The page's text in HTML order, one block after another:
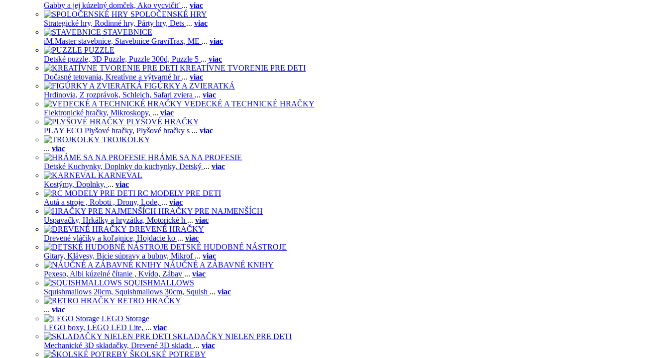
Gabby a jej kúzelný domček, Ako vycvičiť ... viac
SPOLOČENSKÉ HRY
Strategické hry, Rodinné hry, Párty hry, Dets ... viac
STAVEBNICE
iM.Master stavebnice, Stavebnice GraviTrax, ME ... viac
PUZZLE
Detské puzzle, 3D Puzzle, Puzzle 300d, Puzzle 5 ... viac
KREATÍVNE TVORENIE PRE DETI
Dočasné tetovania, Kreatívne a výtvarné hr ... viac
FIGÚRKY A ZVIERATKÁ
Hrdinovia, Z rozprávok, Schleich, Safari zviera ... viac
VEDECKÉ A TECHNICKÉ HRAČKY
Elektronické hračky, Mikroskopy, ... viac
PLYŠOVÉ HRAČKY
PLAY ECO Plyšové hračky, Plyšové hračky s ... viac
TROJKOLKY
... viac
HRÁME SA NA PROFESIE
Detské Kuchynky, Doplnky do kuchynky, Detský ... viac
KARNEVAL
Kostýmy, Doplnky, ... viac
RC MODELY PRE DETI
Autá a stroje , Roboti , Drony, Lode, ... viac
HRAČKY PRE NAJMENŠÍCH
Uspavačky, Hrkálky a hryzátka, Motorické h ... viac
DREVENÉ HRAČKY
Drevené vláčiky a koľajnice, Hojdacie ko ... viac
DETSKÉ HUDOBNÉ NÁSTROJE
Gitary, Klávesy, Bicie súpravy a bubny, Mikrof ... viac
NÁUČNÉ A ZÁBAVNÉ KNIHY
Pexeso, Albi kúzelné čítanie , Kvído, Zábav ... viac
SQUISHMALLOWS
Squishmallows 20cm, Squishmallows 30cm, Squish ... viac
RETRO HRAČKY
... viac
LEGO Storage
LEGO boxy, LEGO LED Lite, ... viac
SKLADAČKY NIELEN PRE DETI
Mechanické 3D skladačky, Drevené 3D sklada ... viac
ŠKOLSKÉ POTREBY